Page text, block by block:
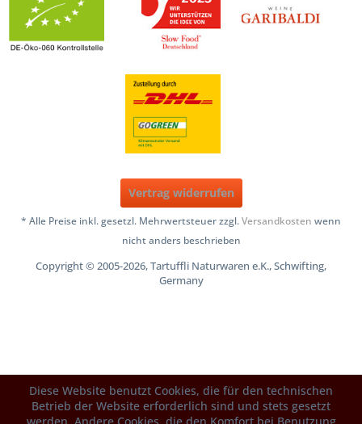
Vertrag widerrufen
* Alle Preise inkl. gesetzl. Mehrwertsteuer zzgl.Versandkosten wenn
nicht anders beschrieben
Copyright © 2005-2026, Tartuffli Naturwaren e.K., Schwifting,
Germany
Diese Website benutzt Cookies, die für den technischen
Betrieb der Website erforderlich sind und stets gesetzt